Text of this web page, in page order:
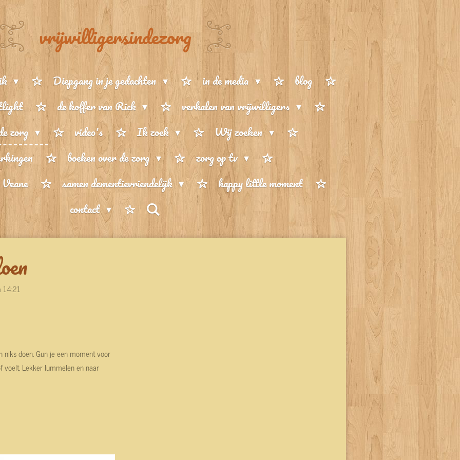
vrijwilligersindezorg
Diepgang in je gedachten in de media
blog
de koffer van Rick
verhalen van vrijwilligers
zorg
video's Ik zoek
Wij zoeken
boeken over de zorg
zorg op tv
samen dementievriendelijk
happy little moment
contact
14:21
niks doen. Gun je een moment voor
voelt. Lekker lummelen en naar